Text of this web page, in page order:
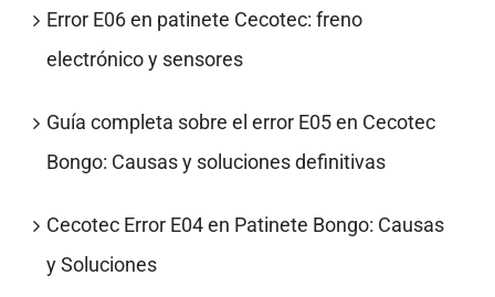
Error E06 en patinete Cecotec: freno
electrónico y sensores
Guía completa sobre el error E05 en Cecotec
Bongo: Causas y soluciones definitivas
Cecotec Error E04 en Patinete Bongo: Causas
y Soluciones